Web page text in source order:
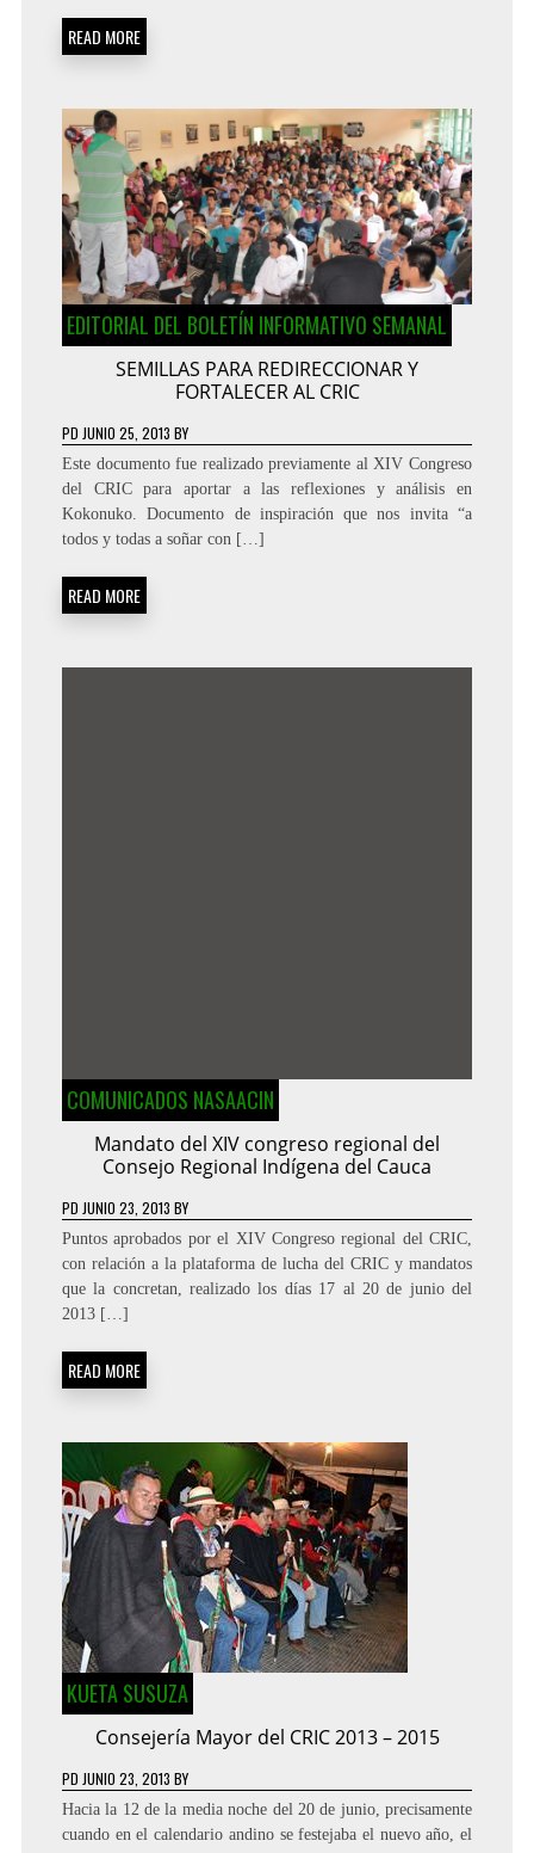
READ MORE
EDITORIAL DEL BOLETÍN INFORMATIVO SEMANAL
SEMILLAS PARA REDIRECCIONAR Y
FORTALECER AL CRIC
PD JUNIO 25, 2013 BY
Este documento fue realizado previamente al XIV Congreso
del CRIC para aportar a las reflexiones y análisis en
Kokonuko. Documento de inspiración que nos invita “a
todos y todas a soñar con […]
READ MORE
COMUNICADOS NASAACIN
Mandato del XIV congreso regional del
Consejo Regional Indígena del Cauca
PD JUNIO 23, 2013 BY
Puntos aprobados por el XIV Congreso regional del CRIC,
con relación a la plataforma de lucha del CRIC y mandatos
que la concretan, realizado los días 17 al 20 de junio del
2013 […]
READ MORE
KUETA SUSUZA
Consejería Mayor del CRIC 2013 – 2015
PD JUNIO 23, 2013 BY
Hacia la 12 de la media noche del 20 de junio, precisamente
cuando en el calendario andino se festejaba el nuevo año, el